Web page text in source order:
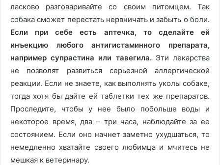
ласково разговаривайте со своим питомцем. Так
собака сможет перестать нервничать и забыть о боли.
Если при себе есть аптечка, то сделайте ей
инъекцию любого антигистаминного препарата,
например супрастина или тавегила.Эти лекарства
не позволят развиться серьезной аллергической
реакции. Если не знаете, как выполнять уколы собаке,
тогда хотя бы дайте ей таблетки тех же препаратов.
Проследите, чтобы у нее было побольше воды и
некоторое время, два – три часа, наблюдайте за ее
состоянием. Если оно начнет заметно ухудшаться, то
немедленно хватайте своего любимца и мчитесь не
мешкая к ветеринару.